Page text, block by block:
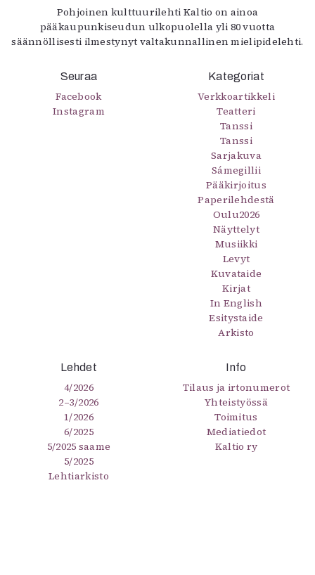
Pohjoinen kulttuurilehti Kaltio on ainoa
pääkaupunkiseudun ulkopuolella yli 80 vuotta
säännöllisesti ilmestynyt valtakunnallinen mielipidelehti.
Seuraa
Facebook
Instagram
Kategoriat
Verkkoartikkeli
Teatteri
Tanssi
Tanssi
Sarjakuva
Sámegillii
Pääkirjoitus
Paperilehdestä
Oulu2026
Näyttelyt
Musiikki
Levyt
Kuvataide
Kirjat
In English
Esitystaide
Arkisto
Lehdet
4/2026
2–3/2026
1/2026
6/2025
5/2025 saame
5/2025
Lehtiarkisto
Info
Tilaus ja irtonumerot
Yhteistyössä
Toimitus
Mediatiedot
Kaltio ry